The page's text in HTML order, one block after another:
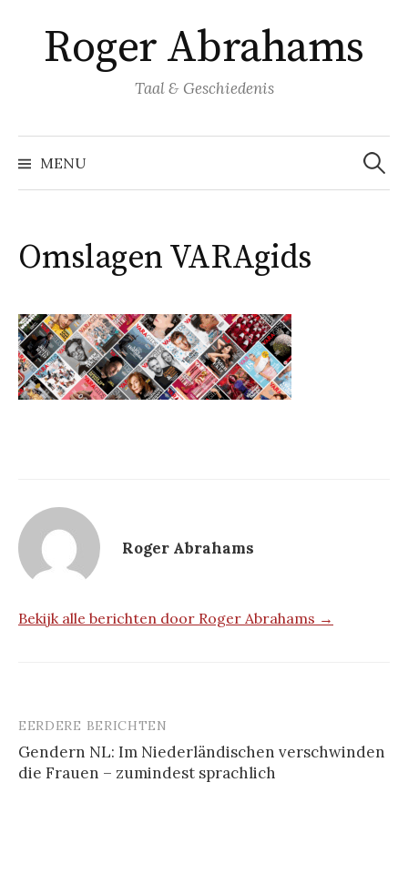
inhoud
springen
Roger Abrahams
Taal & Geschiedenis
MENU
Zoeken
naar:
Omslagen VARAgids
Roger Abrahams
Bekijk alle berichten door Roger Abrahams →
Berichtnavigatie
EERDERE BERICHTEN
Gendern NL: Im Niederländischen verschwinden
die Frauen – zumindest sprachlich